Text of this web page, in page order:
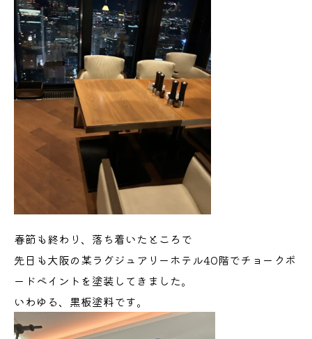
春節も終わり、落ち着いたところで
先日も大阪の某ラグジュアリーホテル40階でチョークボ
ードペイントを塗装してきました。
いわゆる、黒板塗料です。